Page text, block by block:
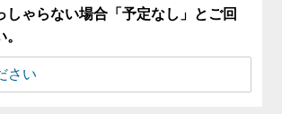
しゃらない場合「予定なし」とご回